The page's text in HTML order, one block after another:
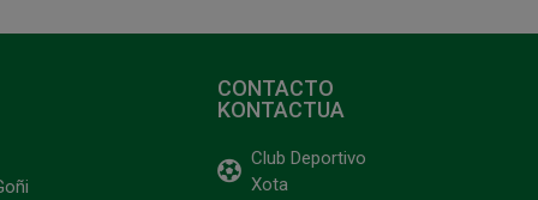
CONTACTO
KONTACTUA
Club Deportivo
Xota